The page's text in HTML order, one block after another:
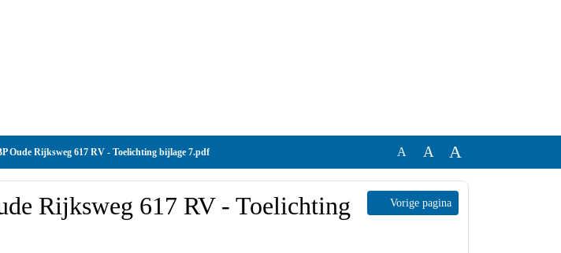
Bijlage 1 - BP Oude Rijksweg 617 RV - Toelichting bijlage 7.pdf A A A
Vorige pagina
Rijksweg 617 RV -
7.pdf